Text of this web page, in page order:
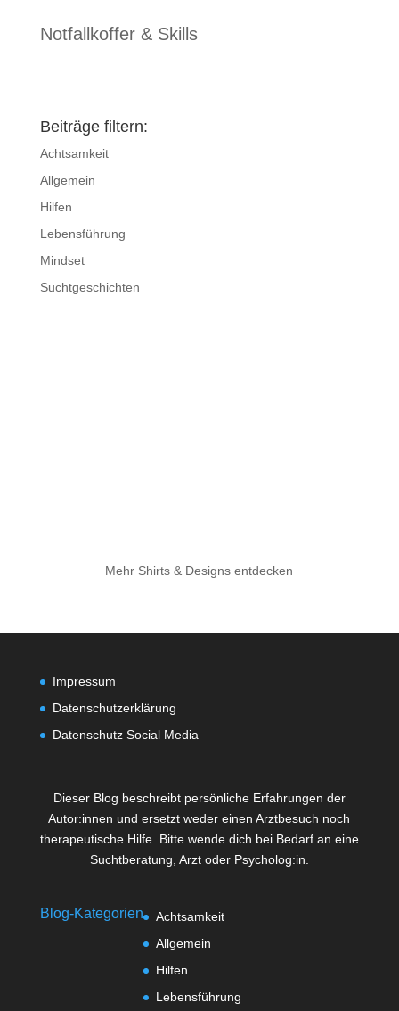
Notfallkoffer & Skills
Beiträge filtern:
Achtsamkeit
Allgemein
Hilfen
Lebensführung
Mindset
Suchtgeschichten
Mehr Shirts & Designs entdecken
Impressum
Datenschutzerklärung
Datenschutz Social Media
Dieser Blog beschreibt persönliche Erfahrungen der
Autor:innen und ersetzt weder einen Arztbesuch noch
therapeutische Hilfe. Bitte wende dich bei Bedarf an eine
Suchtberatung, Arzt oder Psycholog:in.
Blog-Kategorien
Achtsamkeit
Allgemein
Hilfen
Lebensführung